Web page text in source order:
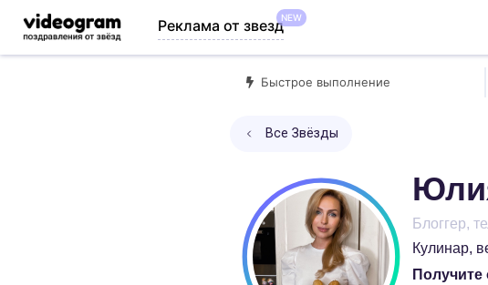
Реклама от звездNEW
Быстрое выполнение
Все Звёзды
Блоггер,
Кулинар,